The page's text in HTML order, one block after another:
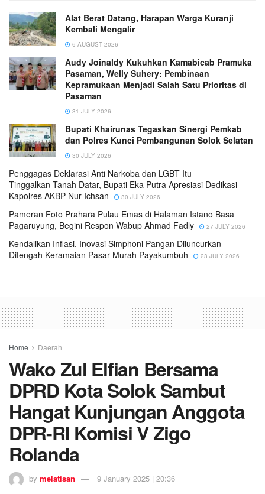
Alat Berat Datang, Harapan Warga Kuranji
Kembali Mengalir
6 AUGUST 2026
Audy Joinaldy Kukuhkan Kamabicab Pramuka
Pasaman, Welly Suhery: Pembinaan
Kepramukaan Menjadi Salah Satu Prioritas di
Pasaman
31 JULY 2026
Bupati Khairunas Tegaskan Sinergi Pemkab
dan Polres Kunci Pembangunan Solok Selatan
30 JULY 2026
Penggagas Deklarasi Anti Narkoba dan LGBT Itu
Tinggalkan Tanah Datar, Bupati Eka Putra Apresiasi Dedikasi
Kapolres AKBP Nur Ichsan
30 JULY 2026
Pameran Foto Prahara Pulau Emas di Halaman Istano Basa
Pagaruyung, Begini Respon Wabup Ahmad Fadly
27 JULY 2026
Kendalikan Inflasi, Inovasi Simphoni Pangan Diluncurkan
Ditengah Keramaian Pasar Murah Payakumbuh
23 JULY 2026
Home Daerah
Wako Zul Elfian Bersama
DPRD Kota Solok Sambut
Hangat Kunjungan Anggota
DPR-RI Komisi V Zigo
Rolanda
by melatisan 9 January 2025 | 20:36